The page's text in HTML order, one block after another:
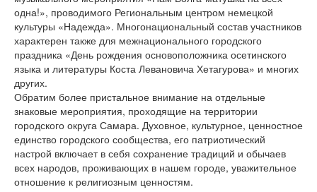
одна!», проводимого Региональным центром немецкой
культуры «Надежда». Многонациональный состав участников
характерен также для межнационального городского
праздника «День рождения основоположника осетинского
языка и литературы Коста Левановича Хетагурова» и многих
других.
Обратим более пристальное внимание на отдельные
знаковые мероприятия, проходящие на территории
городского округа Самара. Духовное, культурное, ценностное
единство городского сообщества, его патриотический
настрой включает в себя сохранение традиций и обычаев
всех народов, проживающих в нашем городе, уважительное
отношение к религиозным ценностям.